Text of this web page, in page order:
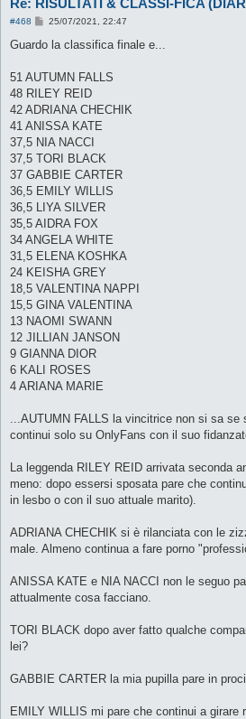
Re: RISULTATI & CLASSI-FICA
#468
M
s
g
i
o
25/07/2021, 22:47
Guardo la classifica finale e...
51 AUTUMN FALLS
48 RILEY REID
42 ADRIANA CHECHIK
41 ANISSA KATE
37,5 NIA NACCI
37,5 TORI BLACK
37 GABBIE CARTER
36,5 EMILY WILLIS
36,5 LIYA SILVER
35,5 AIDRA FOX
34 ANGELA WHITE
31,5 ELENA KOSHKA
24 KEISHA GREY
18,5 VALENTINA NAPPI
15,5 GINA VALENTINA
13 NAOMI SWANN
12 JILLIAN JANSON
9 GIANNA DIOR
6 KALI ROSES
4 ARIANA MARIE
...AUTUMN FALLS la vincitrice non si sa
continui solo su OnlyFans con il suo
La leggenda RILEY REID arrivata seconda
meno: dopo essersi sposata pare che
in lesbo o con il suo attuale marito).
ADRIANA CHECHIK si è rilanciata con le
male. Almeno continua a fare porno
ANISSA KATE e NIA NACCI non le seguo
attualmente cosa facciano.
TORI BLACK dopo aver fatto qualche
lei?
GABBIE CARTER la mia pupilla pare in
EMILY WILLIS mi pare che continui a girare